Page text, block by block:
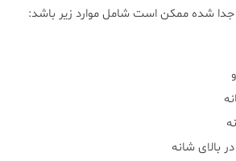
جدا شده ممکن است شامل موارد زیر باشد:
بالای شانه